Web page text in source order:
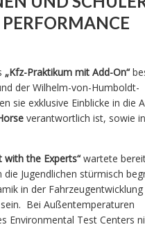
„Kfz-Praktikum mit Add-On“
der Wilhelm-von-Humboldt-
sie exklusive Einblicke in die
verantwortlich ist, sowie
with the Experts“wartete
Jugendlichen stürmisch
in der
Bei Außentemperaturen
Environmental Test Centers